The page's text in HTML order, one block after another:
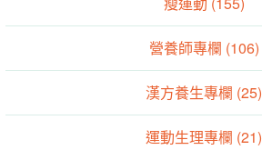
營養師專欄 (106)
漢方養生專欄 (25)
運動生理專欄 (21)